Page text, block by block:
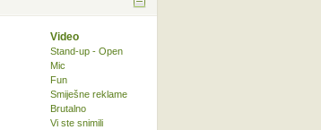
Video
Stand-up - Open
Mic
Fun
Smiješne reklame
Brutalno
Vi ste snimili